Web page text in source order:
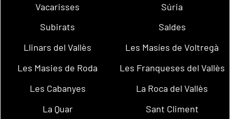
Vacarisses
Súria
Subirats
Saldes
Llinars del Vallès
Les Masíes de Voltregà
Les Masies de Roda
Les Franqueses del Vallès
Les Cabanyes
La Roca del Vallès
La Quar
Sant Climent